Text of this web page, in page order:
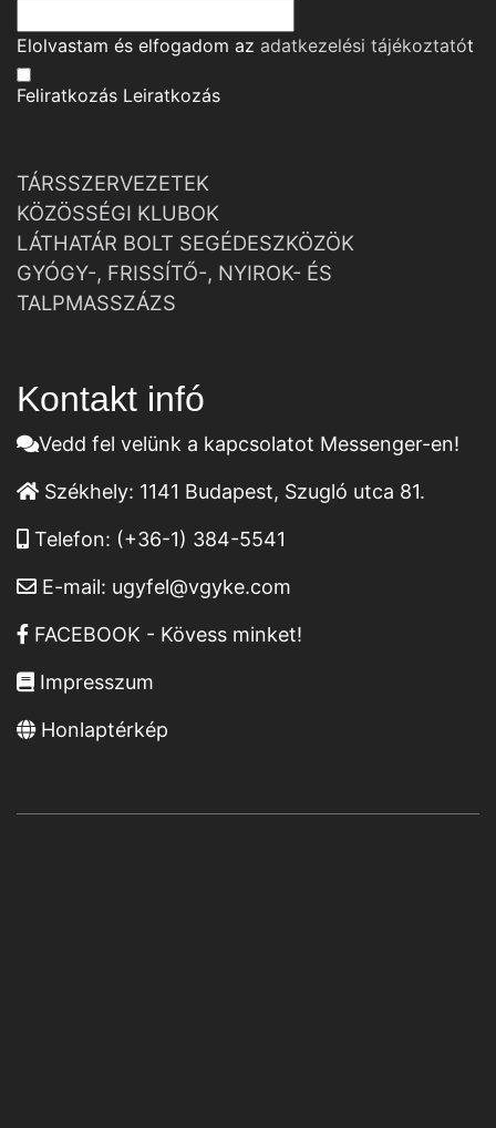
Elolvastam és elfogadom az adatkezelési tájékoztatót
Feliratkozás Leiratkozás
TÁRSSZERVEZETEK
KÖZÖSSÉGI KLUBOK
LÁTHATÁR BOLT SEGÉDESZKÖZÖK
GYÓGY-, FRISSÍTŐ-, NYIROK- ÉS
TALPMASSZÁZS
Kontakt infó
Vedd fel velünk a kapcsolatot Messenger-en!
Székhely: 1141 Budapest, Szugló utca 81.
Telefon: (+36-1) 384-5541
E-mail: ugyfel@vgyke.com
FACEBOOK - Kövess minket!
Impresszum
Honlaptérkép